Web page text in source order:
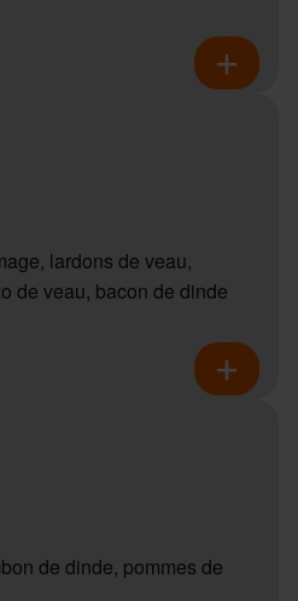
lardons de veau,
de veau, bacon de dinde
de dinde, pommes de